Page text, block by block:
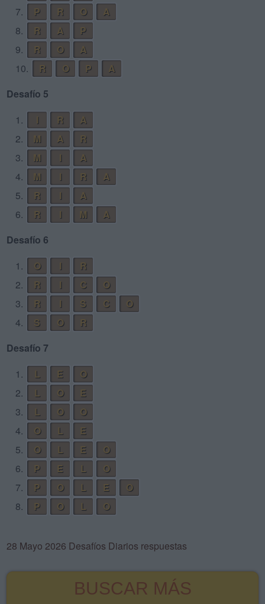
7.
P R O
A
8.
R A
P
9.
R O
A
10.
R O P
A
Desafío 5
1.
R
A
2.
M A
R
3.
M
A
4.
M R
A
5.
R
A
6.
R M
A
Desafío 6
1.
O
R
2.
R C
O
3.
R S C
O
4.
S O
R
Desafío 7
1.
L E
O
2.
L O
E
3.
L O
O
4.
O L
E
5.
O L E
O
6.
P E L
O
7.
P O L E
O
8.
P O L O
28 Mayo 2026 Desafíos Diarios respuestas
BUSCAR MÁS